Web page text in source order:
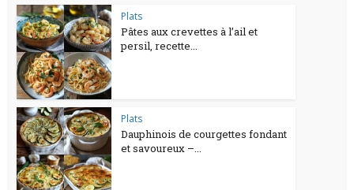
Plats
Pâtes aux crevettes à l’ail et
persil, recette...
Plats
Dauphinois de courgettes fondant
et savoureux –...